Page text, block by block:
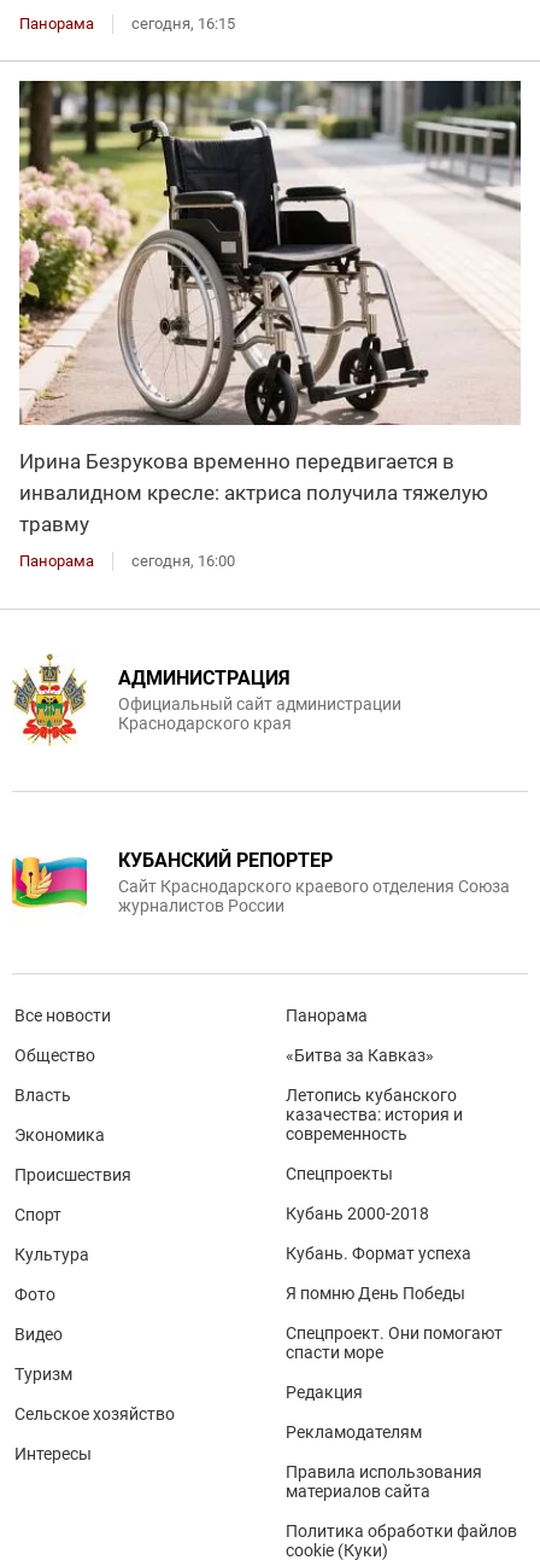
Панорама сегодня, 16:15
Ирина Безрукова временно передвигается в
инвалидном кресле: актриса получила тяжелую
травму
Панорама сегодня, 16:00
АДМИНИСТРАЦИЯ
Официальный сайт администрации
Краснодарского края
КУБАНСКИЙ РЕПОРТЕР
Сайт Краснодарского краевого отделения Союза
журналистов России
Все новости
Общество
Власть
Экономика
Происшествия
Спорт
Культура
Фото
Видео
Туризм
Сельское хозяйство
Интересы
Панорама
«Битва за Кавказ»
Летопись кубанского
казачества: история и
современность
Спецпроекты
Кубань 2000-2018
Кубань. Формат успеха
Я помню День Победы
Спецпроект. Они помогают
спасти море
Редакция
Рекламодателям
Правила использования
материалов сайта
Политика обработки файлов
cookie (Куки)